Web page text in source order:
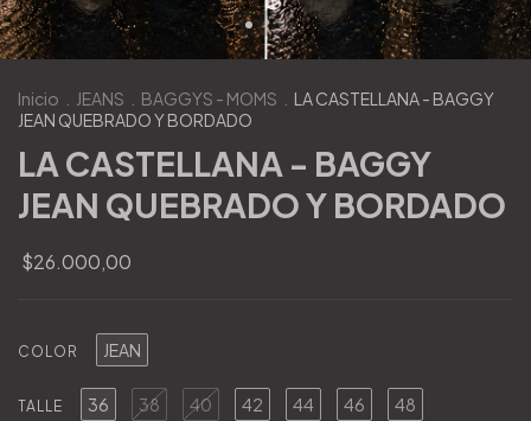
Inicio JEANS BAGGYS - MOMS
LA CASTELLANA - BAGGY
JEAN QUEBRADO Y BORDADO
LA CASTELLANA - BAGGY
JEAN QUEBRADO Y BORDADO
$26.000,00
COLOR JEAN
TALLE 36 38 40 42 44 46 48